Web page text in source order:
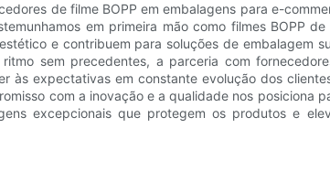
de filme BOPP em embalagens para e-
em primeira mão como filmes BOPP
e contribuem para soluções de embalagem
sem precedentes, a parceria com
às expectativas em constante evolução dos
com a inovação e a qualidade nos posiciona
excepcionais que protegem os produtos e